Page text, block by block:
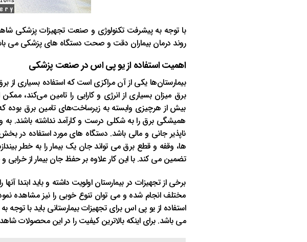
با توجه به پیشرفت تکنولوژی و صنعت تجهیزات پزشکی
روند درمان بیماران دقت و صحت دستگاه های پزشکی می
اهمیت استفاده از یو پی اس در صنعت پزشکی
بیمارستان‌ها یکی از آن مراکزی است که استفاده بسیاری از
برق میزان بسیاری از انرژی و کارایی را تامین می‌کند،
بیش از هرچیزی وابسته به زیرساخت‌های تامین برق بوده
همیشگی برق را به شکلی درست و کارآمد نداشته باشند. به
ناپذیر جانی و مالی باشد. دستگاه های مورد استفاده در
ها، وقفه و قطع برق می تواند جان یک بیمار را به خطر
تضمین می کند. با این کار علاوه بر حفظ جان بیمار از
برخی از تجهیزات در بیمارستان اولویت داشته و باید ابتدا
مختلف انجام شده و می توان تنوع خوبی را نیز مشاهده
استفاده از یو پی اس برای تجهیزات بیمارستانی باید با
می باشد. برای اینکه بالاترین کیفیت را در این محصولات